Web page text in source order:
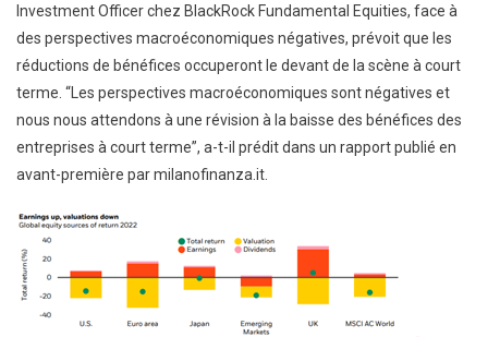
Investment Officer chez BlackRock Fundamental Equities, face à
des perspectives macroéconomiques négatives, prévoit que les
réductions de bénéfices occuperont le devant de la scène à court
terme. “Les perspectives macroéconomiques sont négatives et
nous nous attendons à une révision à la baisse des bénéfices des
entreprises à court terme”, a-t-il prédit dans un rapport publié en
avant-première par milanofinanza.it.